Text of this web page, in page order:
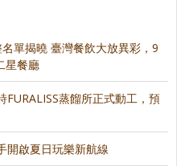
單揭曉 臺灣餐飲大放異彩，9
星餐廳
FURALISS蒸餾所正式動工，預
開啟夏日玩樂新航線